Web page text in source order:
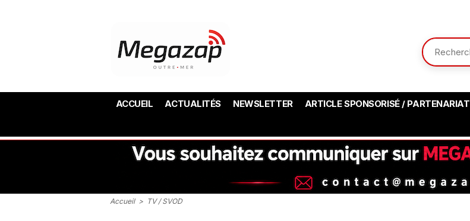
ACCUEIL ACTUALITÉS NEWSLETTER ARTICLE SPONSORISÉ / PARTENARIAT
Accueil > TV / SVOD